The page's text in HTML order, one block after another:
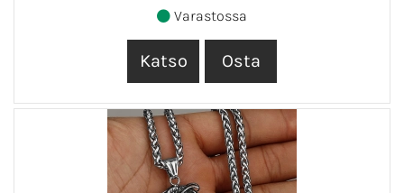
Varastossa